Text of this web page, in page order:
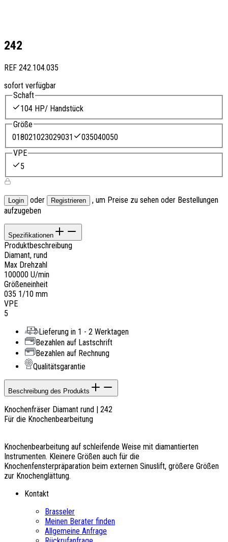
242
REF 242.104.035
sofort verfügbar
Schaft
104 HP/ Handstück
Größe
018021023029031 035040050
VPE
5
Login oder Registrieren
, um Preise zu sehen oder Bestellungen
aufzugeben
Spezifikationen
Produktbeschreibung
Diamant, rund
Max Drehzahl
100000 U/min
Größeneinheit
035 1/10 mm
VPE
5
Lieferung in 1 - 2 Werktagen
Bezahlen auf Lastschrift
Bezahlen auf Rechnung
Qualitätsgarantie
Beschreibung des Produkts
Knochenfräser Diamant rund | 242
Für die Knochenbearbeitung
Knochenbearbeitung auf schleifende Weise mit diamantierten
Instrumenten. Kleinere Größen auch für die
Knochenfensterpräparation beim externen Sinuslift, größere Größen
zur Knochenglättung.
Kontakt
Brasseler
Meinen Berater finden
Allgemeine Anfrage